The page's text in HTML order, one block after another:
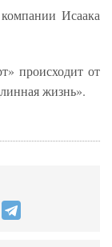
Исаака
происходит от
жизнь».